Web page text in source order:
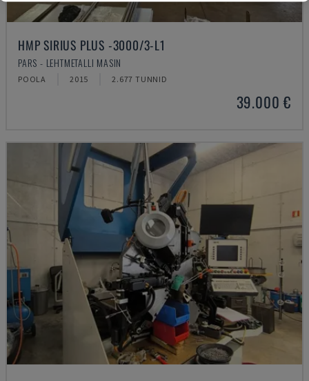
HMP SIRIUS PLUS -3000/3-L1
PARS - LEHTMETALLI MASIN
POOLA 2015 2.677 TUNNID
39.000 €